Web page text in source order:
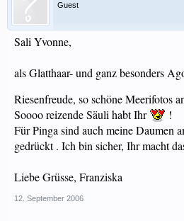
Guest
Sali Yvonne,
als Glatthaar- und ganz besonders
Riesenfreude, so schöne Meerifotos
Soooo reizende Säuli habt Ihr
!
Für Pinga sind auch meine Daumen
gedrückt . Ich bin sicher, Ihr macht
Liebe Grüsse, Franziska
12. September 2006